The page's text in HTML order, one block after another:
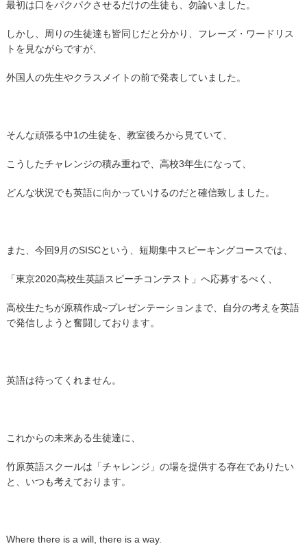
最初は口をパクパクさせるだけの生徒も、勿論いました。
しかし、周りの生徒達も皆同じだと分かり、フレーズ・ワードリス
トを見ながらですが、
外国人の先生やクラスメイトの前で発表していました。
そんな頑張る中1の生徒を、教室後ろから見ていて、
こうしたチャレンジの積み重ねで、高校3年生になって、
どんな状況でも英語に向かっていけるのだと確信致しました。
また、今回9月のSISCという、短期集中スピーキングコースでは、
「東京2020高校生英語スピーチコンテスト」へ応募するべく、
高校生たちが原稿作成~プレゼンテーションまで、自分の考えを英語
で発信しようと奮闘しております。
英語は待ってくれません。
これからの未来ある生徒達に、
竹原英語スクールは「チャレンジ」の場を提供する存在でありたい
と、いつも考えております。
Where there is a will, there is a way.